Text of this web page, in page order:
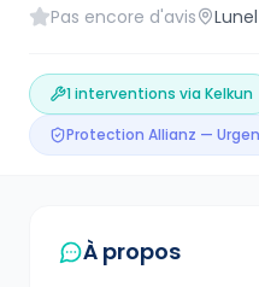
Pas encore d'avis Lunel
1interventions via Kelkun
Protection Allianz —
À propos